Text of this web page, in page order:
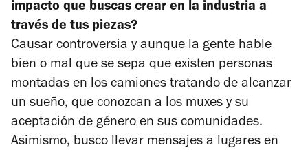
impacto que buscas crear en la industria a
través de tus piezas?
Causar controversia y aunque la gente hable
bien o mal que se sepa que existen personas
montadas en los camiones tratando de alcanzar
un sueño, que conozcan a los muxes y su
aceptación de género en sus comunidades.
Asimismo, busco llevar mensajes a lugares en